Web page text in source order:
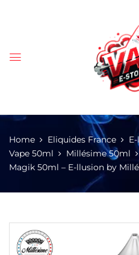
Home Eliquides France
Vape 50ml
Millésime 50ml
Magik 50ml – E-llusion by